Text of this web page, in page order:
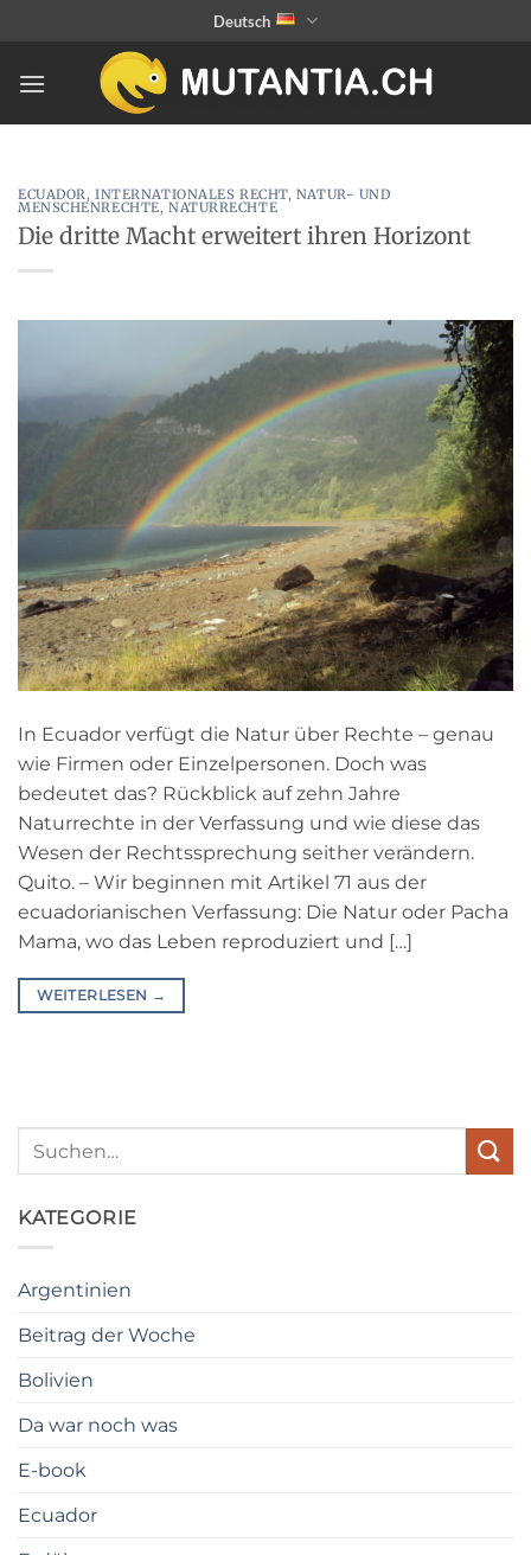
springen
Deutsch
ECUADOR,INTERNATIONALES RECHT, NATUR- UND
MENSCHENRECHTE, NATURRECHTE
Die dritte Macht erweitert ihren Horizont
In Ecuador verfügt die Natur über Rechte – genau
wie Firmen oder Einzelpersonen. Doch was
bedeutet das? Rückblick auf zehn Jahre
Naturrechte in der Verfassung und wie diese das
Wesen der Rechtssprechung seither verändern.
Quito. – Wir beginnen mit Artikel 71 aus der
ecuadorianischen Verfassung: Die Natur oder Pacha
Mama, wo das Leben reproduziert und […]
WEITERLESEN →
KATEGORIE
Argentinien
Beitrag der Woche
Bolivien
Da war noch was
E-book
Ecuador